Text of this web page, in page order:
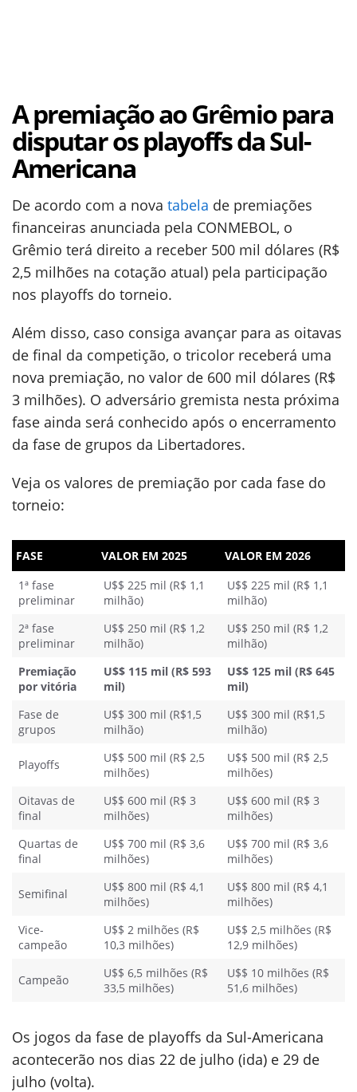
A premiação ao Grêmio para
disputar os playoffs da Sul-
Americana
De acordo com a nova tabela de premiações
financeiras anunciada pela CONMEBOL, o
Grêmio terá direito a receber 500 mil dólares (R$
2,5 milhões na cotação atual) pela participação
nos playoffs do torneio.
Além disso, caso consiga avançar para as oitavas
de final da competição, o tricolor receberá uma
nova premiação, no valor de 600 mil dólares (R$
3 milhões). O adversário gremista nesta próxima
fase ainda será conhecido após o encerramento
da fase de grupos da Libertadores.
Veja os valores de premiação por cada fase do
torneio:
FASE VALOR EM 2025
VALOR EM 2026
1ª fase
preliminar
U$$ 225 mil (R$ 1,1
milhão)
U$$ 225 mil (R$ 1,1
milhão)
2ª fase
preliminar
U$$ 250 mil (R$ 1,2
milhão)
U$$ 250 mil (R$ 1,2
milhão)
Premiação
por vitória
U$$ 115 mil (R$ 593
mil)
U$$ 125 mil (R$ 645
mil)
Fase de
grupos
U$$ 300 mil (R$1,5
milhão)
U$$ 300 mil (R$1,5
milhão)
Playoffs
U$$ 500 mil (R$ 2,5
milhões)
U$$ 500 mil (R$ 2,5
milhões)
Oitavas de
final
U$$ 600 mil (R$ 3
milhões)
U$$ 600 mil (R$ 3
milhões)
Quartas de
final
U$$ 700 mil (R$ 3,6
milhões)
U$$ 700 mil (R$ 3,6
milhões)
Semifinal
U$$ 800 mil (R$ 4,1
milhões)
U$$ 800 mil (R$ 4,1
milhões)
Vice-
campeão
U$$ 2 milhões (R$
10,3 milhões)
U$$ 2,5 milhões (R$
12,9 milhões)
Campeão
U$$ 6,5 milhões (R$
33,5 milhões)
U$$ 10 milhões (R$
51,6 milhões)
Os jogos da fase de playoffs da Sul-Americana
acontecerão nos dias 22 de julho (ida) e 29 de
julho (volta).